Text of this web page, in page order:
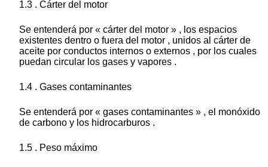
1.3 . Cárter del motor
Se entenderá por « cárter del motor » , los espacios
existentes dentro o fuera del motor , unidos al cárter de
aceite por conductos internos o externos , por los cuales
puedan circular los gases y vapores .
1.4 . Gases contaminantes
Se entenderá por « gases contaminantes » , el monóxido
de carbono y los hidrocarburos .
1.5 . Peso máximo